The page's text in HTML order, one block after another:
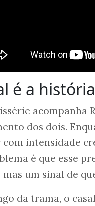
é a
acompanha
dos dois.
intensidade
é que esse
mas um sinal de
da trama, o